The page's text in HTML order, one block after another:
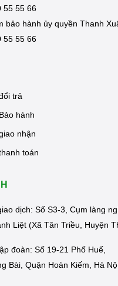
vinh dự là đơn vị
tôi tự hào với hơn 12 năm
Tập đoàn, với một chất
chỉ nam xuyên suốt.
nay để nhận được tư
về
55 55 66
bảo hành ủy quyền Thanh
55 55 66
trả
hành
nhận
toán
dịch: Số S3-3, Cụm làng
Liệt (Xã Tân Triều, Huyện
đoàn: Số 19-21 Phố Huế,
Bài, Quận Hoàn Kiếm, Hà